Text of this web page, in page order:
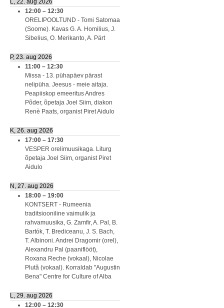
L, 22. aug 2026
12:00 – 12:30
ORELIPOOLTUND - Tomi Satomaa
(Soome). Kavas G. A. Homilius, J.
Sibelius, O. Merikanto, A. Pärt
P, 23. aug 2026
11:00 – 12:30
Missa - 13. pühapäev pärast
nelipüha. Jeesus - meie aitaja.
Peapiiskop emeeritus Andres
Põder, õpetaja Joel Siim, diakon
Renè Paats, organist Piret Aidulo
K, 26. aug 2026
17:00 – 17:30
VESPER orelimuusikaga. Liturg
õpetaja Joel Siim, organist Piret
Aidulo
N, 27. aug 2026
18:00 – 19:00
KONTSERT - Rumeenia
traditsiooniline vaimulik ja
rahvamuusika, G. Zamfir, A. Pal, B.
Bartók, T. Brediceanu, J. S. Bach,
T. Albinoni. Andrei Dragomir (orel),
Alexandru Pal (paaniflööt),
Roxana Reche (vokaal), Nicolae
Plută (vokaal). Korraldab "Augustin
Bena" Centre for Culture of Alba
L, 29. aug 2026
12:00 – 12:30